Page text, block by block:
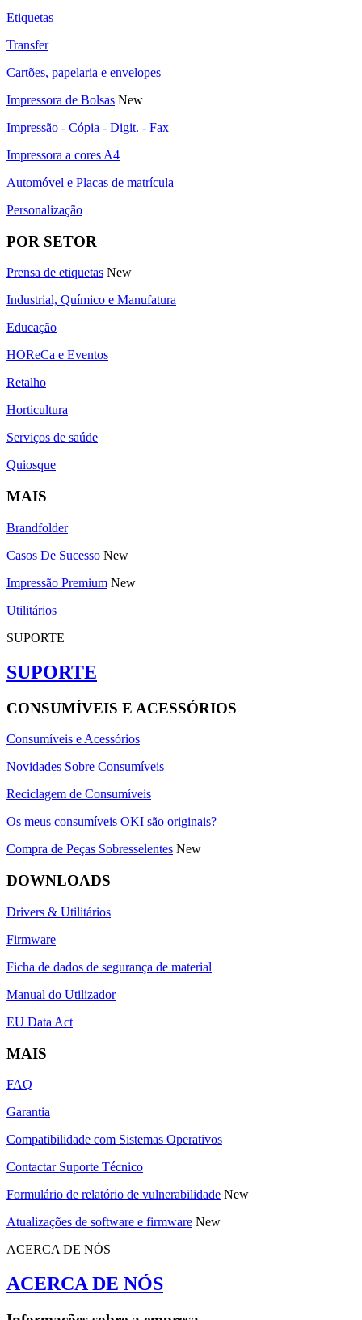
Etiquetas
Transfer
Cartões, papelaria e envelopes
Impressora de Bolsas New
Impressão - Cópia - Digit. - Fax
Impressora a cores A4
Automóvel e Placas de matrícula
Personalização
POR SETOR
Prensa de etiquetas New
Industrial, Químico e Manufatura
Educação
HOReCa e Eventos
Retalho
Horticultura
Serviços de saúde
Quiosque
MAIS
Brandfolder
Casos De Sucesso New
Impressão Premium New
Utilitários
SUPORTE
SUPORTE
CONSUMÍVEIS E ACESSÓRIOS
Consumíveis e Acessórios
Novidades Sobre Consumíveis
Reciclagem de Consumíveis
Os meus consumíveis OKI são originais?
Compra de Peças Sobresselentes New
DOWNLOADS
Drivers & Utilitários
Firmware
Ficha de dados de segurança de material
Manual do Utilizador
EU Data Act
MAIS
FAQ
Garantia
Compatibilidade com Sistemas Operativos
Contactar Suporte Técnico
Formulário de relatório de vulnerabilidade New
Atualizações de software e firmware New
ACERCA DE NÓS
ACERCA DE NÓS